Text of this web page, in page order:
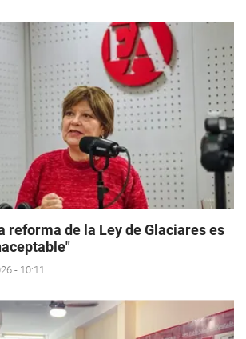
reforma de la Ley de Glaciares es
- 10:11